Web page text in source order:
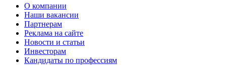
О компании
Наши вакансии
Партнерам
Реклама на сайте
Новости и статьи
Инвесторам
Кандидаты по профессиям